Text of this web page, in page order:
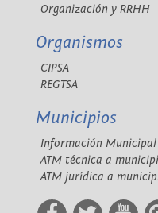
Organización y RRHH
Organismos
CIPSA
REGTSA
Municipios
Información Municipal
ATM técnica a
ATM jurídica a